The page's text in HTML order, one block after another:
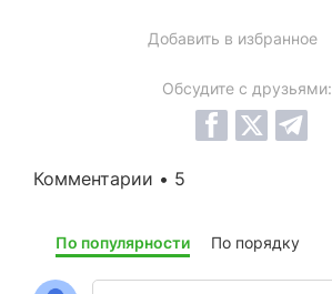
Добавить в избранное
Обсудите с друзьями:
Комментарии • 5
По популярности По порядку